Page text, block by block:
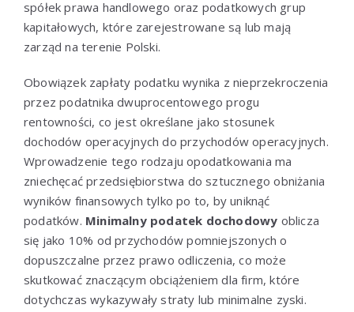
spółek prawa handlowego oraz podatkowych grup
kapitałowych, które zarejestrowane są lub mają
zarząd na terenie Polski.
Obowiązek zapłaty podatku wynika z nieprzekroczenia
przez podatnika dwuprocentowego progu
rentowności, co jest określane jako stosunek
dochodów operacyjnych do przychodów operacyjnych.
Wprowadzenie tego rodzaju opodatkowania ma
zniechęcać przedsiębiorstwa do sztucznego obniżania
wyników finansowych tylko po to, by uniknąć
podatków. Minimalny podatek dochodowy oblicza
się jako 10% od przychodów pomniejszonych o
dopuszczalne przez prawo odliczenia, co może
skutkować znaczącym obciążeniem dla firm, które
dotychczas wykazywały straty lub minimalne zyski.